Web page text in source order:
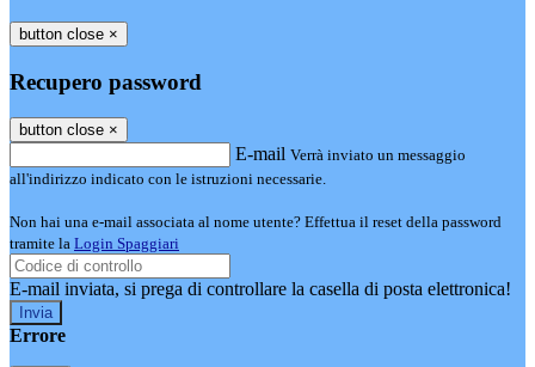
button close ×
Recupero password
button close ×
E-mail Verrà inviato un messaggio
all'indirizzo indicato con le istruzioni necessarie.
Non hai una e-mail associata al nome utente? Effettua il reset della password
tramite la Login Spaggiari
E-mail inviata, si prega di controllare la casella di posta elettronica!
Errore